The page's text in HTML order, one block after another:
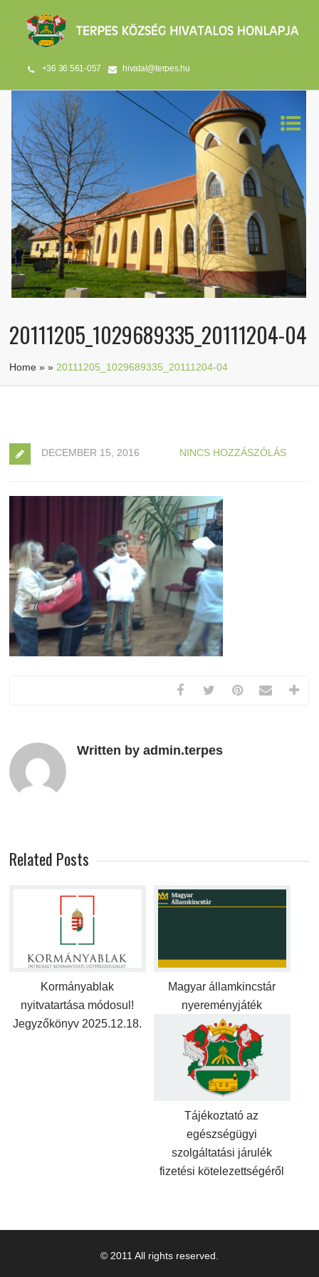
+36 36 561-057 hivatal@terpes.hu
20111205_1029689335_20111204-04
Home »» 20111205_1029689335_20111204-04
DECEMBER 15, 2016 NINCS HOZZÁSZÓLÁS
Written by admin.terpes
Related Posts
Kormányablak
nyitvatartása módosul!
Magyar államkincstár
nyereményjáték
Jegyzőkönyv 2025.12.18.
Tájékoztató az
egészségügyi
szolgáltatási járulék
fizetési kötelezettségéről
© 2011 All rights reserved.